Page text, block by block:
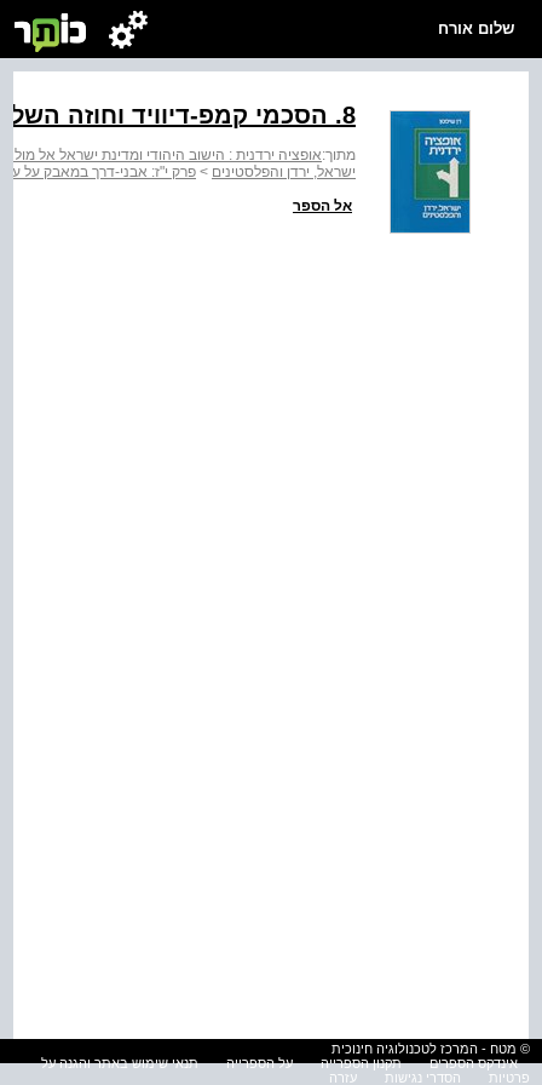
שלום אורח
8. הסכמי קמפ-דיוויד וחוזה השלום עם מצרים
מתוך:אופציה ירדנית : הישוב היהודי ומדינת ישראל אל
ישראל, ירדן והפלסטינים > פרק י"ז: אבני-דרך במאבק על
אל הספר
© מטח - המרכז לטכנולוגיה חינוכית
אינדקס הספרים
תקנון הספרייה על הספרייה
תנאי שימוש באתר והגנה על
פרטיות
הסדרי נגישות עזרה